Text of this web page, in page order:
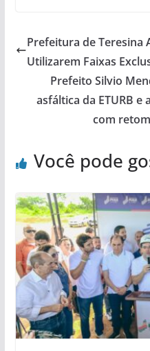
Prefeitura de Teresina
Utilizarem Faixas
Prefeito Silvio
asfáltica da ETURB e
com
Você pode